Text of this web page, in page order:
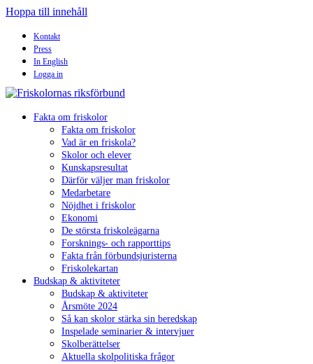
Hoppa till innehåll
Kontakt
Press
In English
Logga in
Fakta om friskolor
Fakta om friskolor
Vad är en friskola?
Skolor och elever
Kunskapsresultat
Därför väljer man friskolor
Medarbetare
Nöjdhet i friskolor
Ekonomi
De största friskoleägarna
Forsknings- och rapporttips
Fakta från förbundsjuristerna
Friskolekartan
Budskap & aktiviteter
Budskap & aktiviteter
Årsmöte 2024
Så kan skolor stärka sin beredskap
Inspelade seminarier & intervjuer
Skolberättelser
Aktuella skolpolitiska frågor